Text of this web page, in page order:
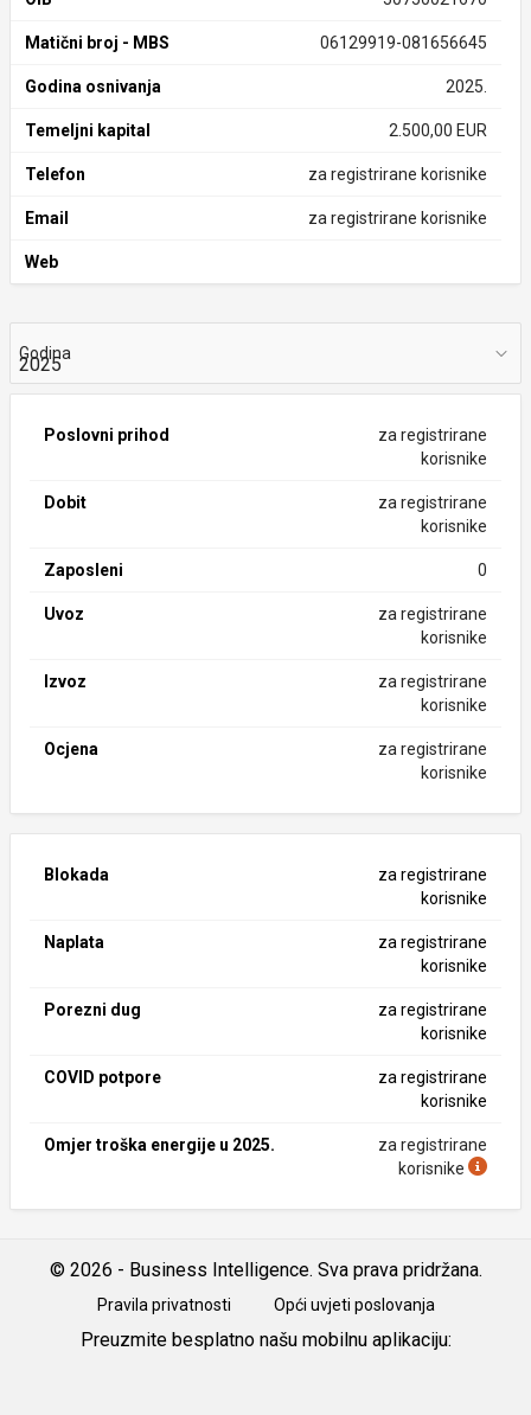
Matični broj - MBS 06129919-081656645
Godina osnivanja 2025.
Temeljni kapital 2.500,00 EUR
Telefon za registrirane korisnike
Email za registrirane korisnike
Web
Godina
Poslovni prihod
za registrirane
korisnike
Dobit
za registrirane
korisnike
Zaposleni 0
Uvoz
za registrirane
korisnike
Izvoz
za registrirane
korisnike
Ocjena
za registrirane
korisnike
Blokada
za registrirane
korisnike
Naplata
za registrirane
korisnike
Porezni dug
za registrirane
korisnike
COVID potpore
za registrirane
korisnike
Omjer troška energije u 2025.
za registrirane
korisnike
© 2026 - Business Intelligence. Sva prava pridržana.
Pravila privatnosti Opći uvjeti poslovanja
Preuzmite besplatno našu mobilnu aplikaciju: